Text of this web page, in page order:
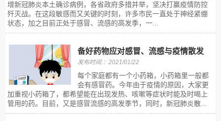
增新冠肺炎本土确诊病例，各省政府多措并举，坚决打赢疫情防控
歼灭战。在这段敏感而又关键的时刻，许多市民一直处于神经紧绷
状态，加之目前正处于感冒、流感的高发季，一...
备好药物应对感冒、流感与疫情散发
发布时间:：2021/01/22
每个家庭都有一个小药箱，小药箱里一般都
会有感冒药。今年由于疫情的原因，大家更
加重视小药箱了，都希望能在出现发热、咳嗽等症状时能及时喝上
管用的药。目前，又是感冒流感的高发季节，同时，新冠肺炎散...